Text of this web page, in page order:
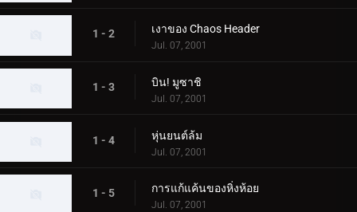
1 - 2 เงาของ Chaos Header
Jul. 07, 2001
1 - 3 บิน! มูซาชิ
Jul. 07, 2001
1 - 4 หุ่นยนต์ล้ม
Jul. 07, 2001
1 - 5 การแก้แค้นของหิ่งห้อย
Jul. 07, 2001